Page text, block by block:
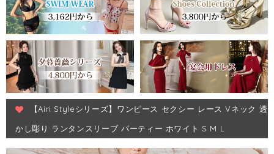
【Airi Styleシリーズ】ワンピース セクシー レース Vネック 透
かし彫り ランタンスリーブ パーティー ホワイト S M L